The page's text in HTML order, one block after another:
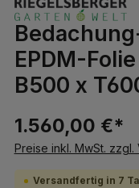
EPDM-
B500 x
1.560,00 €*
Preise inkl. MwSt.
Versandfertig in 7